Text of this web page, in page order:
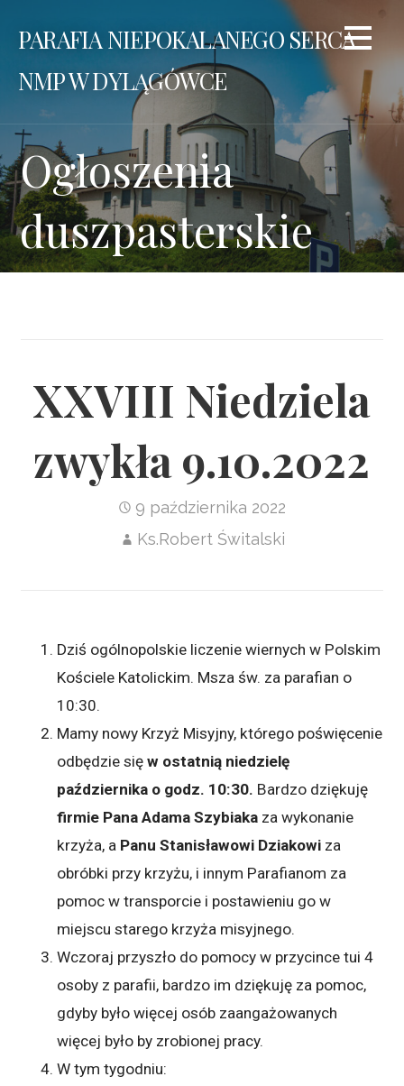
PARAFIA NIEPOKALANEGO SERCA
NMP W DYLĄGÓWCE
Ogłoszenia
duszpasterskie
XXVIII Niedziela
zwykła 9.10.2022
9 października 2022
Ks.Robert Świtalski
Dziś ogólnopolskie liczenie wiernych w Polskim
Kościele Katolickim. Msza św. za parafian o
10:30.
Mamy nowy Krzyż Misyjny, którego poświęcenie
odbędzie sięw ostatnią niedzielę
października o godz. 10:30. Bardzo dziękuję
firmie Pana Adama Szybiaka za wykonanie
krzyża, a Panu Stanisławowi Dziakowi za
obróbki przy krzyżu, i innym Parafianom za
pomoc w transporcie i postawieniu go w
miejscu starego krzyża misyjnego.
Wczoraj przyszło do pomocy w przycince tui 4
osoby z parafii, bardzo im dziękuję za pomoc,
gdyby było więcej osób zaangażowanych
więcej było by zrobionej pracy.
W tym tygodniu: